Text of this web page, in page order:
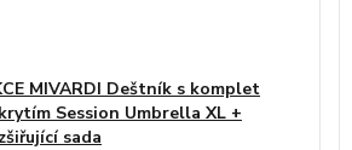
MIVARDI Deštník s komplet
Session Umbrella XL +
sada